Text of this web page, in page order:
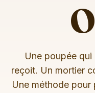
Une poupée
reçoit. Un mortier
Une méthode